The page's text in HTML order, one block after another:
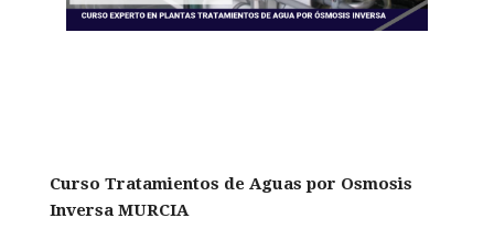
Curso Tratamientos de Aguas por Osmosis
Inversa MURCIA